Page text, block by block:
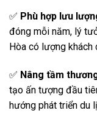
✅ Phù hợp lưu
đóng mỗi năm, lý
Hòa có lượng khách
✅ Nâng tầm
tạo ấn tượng đầu
hướng phát triển du